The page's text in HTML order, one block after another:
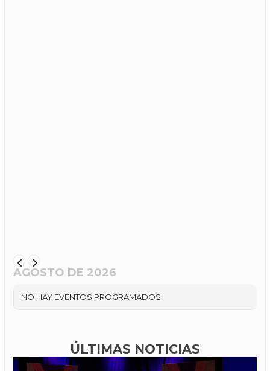
AGOSTO DE 2026
NO HAY EVENTOS PROGRAMADOS
ÚLTIMAS NOTICIAS